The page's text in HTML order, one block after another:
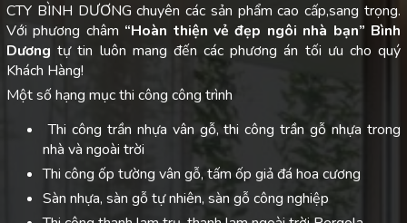
CTY BÌNH DƯƠNG chuyên các sản phẩm cao cấp,sang trọng.
Với phương châm “Hoàn thiện vẻ đẹp ngôi nhà bạn” Bình
Dươngtự tin luôn mang đến các phương án tối ưu cho quý
Khách Hàng!
Một số hạng mục thi công công trình
Thi công trần nhựa vân gỗ, thi công trần gỗ nhựa trong
nhà và ngoài trời
Thi công ốp tường vân gỗ, tấm ốp giả đá hoa cương
Sàn nhựa, sàn gỗ tự nhiên, sàn gỗ công nghiệp